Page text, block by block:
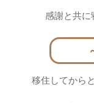
感謝と共に
移住してから